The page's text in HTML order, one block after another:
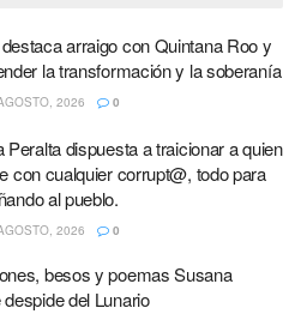
arraigo con Quintana Roo y
la transformación y la soberanía
2026 0
Peralta dispuesta a traicionar a quien
con cualquier corrupt@, todo para
al pueblo.
2026 0
besos y poemas Susana
del Lunario